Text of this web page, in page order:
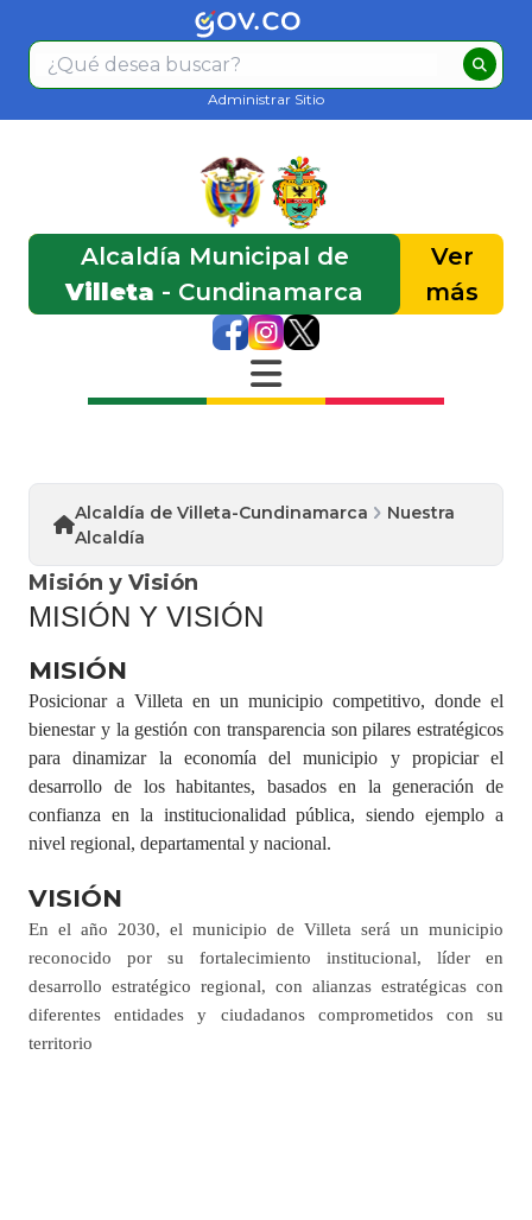
Administrar Sitio
Alcaldía Municipal de
Villeta - Cundinamarca
Ver
más
Alcaldía de Villeta-Cundinamarca
Nuestra
Alcaldía
Misión y Visión
MISIÓN Y VISIÓN
​MISIÓN
Posicionar a Villeta en un municipio competitivo, donde el
bienestar y la gestión con transparencia son pilares estratégicos
para dinamizar la economía del municipio y propiciar el
desarrollo de los habitantes, basados en la generación de
confianza en la institucionalidad pública, siendo ejemplo a
nivel regional, departamental y nacional.
​VISIÓN
En el año 2030, el municipio de Villeta será un municipio
reconocido por su fortalecimiento institucional, líder en
desarrollo estratégico regional, con alianzas estratégicas con
diferentes entidades y ciudadanos comprometidos con su
territorio